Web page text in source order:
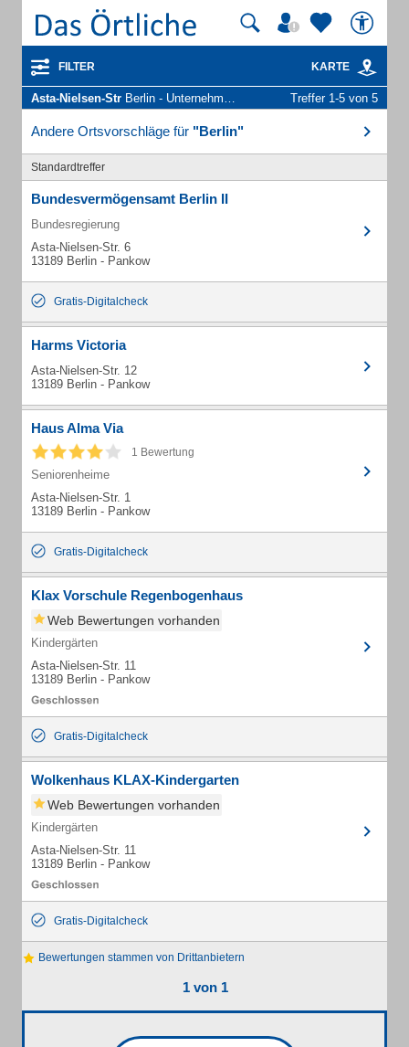
FILTER KARTE
Asta-Nielsen-Str Berlin - Unternehmen und Personen Treffer 1-5 von 5
Andere Ortsvorschläge für "Berlin"
Standardtreffer
Bundesvermögensamt Berlin II
Bundesregierung
Asta-Nielsen-Str. 6
13189 Berlin - Pankow
Gratis-Digitalcheck
Harms Victoria
Asta-Nielsen-Str. 12
13189 Berlin - Pankow
Haus Alma Via
1 Bewertung
Seniorenheime
Asta-Nielsen-Str. 1
13189 Berlin - Pankow
Gratis-Digitalcheck
Klax Vorschule Regenbogenhaus
Web Bewertungen vorhanden
Kindergärten
Asta-Nielsen-Str. 11
13189 Berlin - Pankow
Gratis-Digitalcheck
Wolkenhaus KLAX-Kindergarten
Web Bewertungen vorhanden
Kindergärten
Asta-Nielsen-Str. 11
13189 Berlin - Pankow
Gratis-Digitalcheck
Bewertungen stammen von Drittanbietern
1 von 1